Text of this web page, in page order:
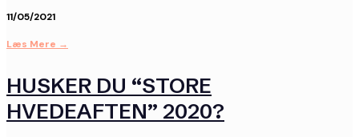
11/05/2021
Læs Mere →
HUSKER DU “STORE
HVEDEAFTEN” 2020?